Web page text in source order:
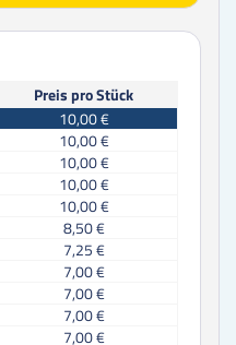
Preis pro Stück
10,00 €
10,00 €
10,00 €
10,00 €
10,00 €
8,50 €
7,25 €
7,00 €
7,00 €
7,00 €
7,00 €